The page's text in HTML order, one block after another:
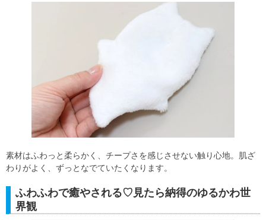
素材はふわっと柔らかく、チープさを感じさせない触り心地。肌ざ
わりがよく、ずっとなでていたくなります。
ふわふわで癒やされる♡見たら納得のゆるかわ世
界観